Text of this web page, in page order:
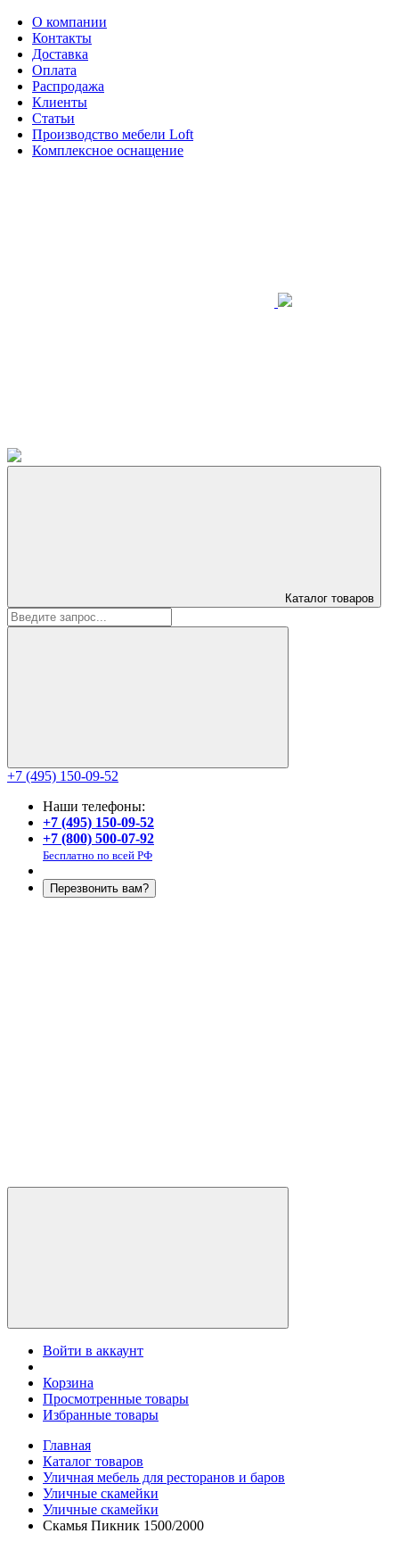
О компании
Контакты
Доставка
Оплата
Распродажа
Клиенты
Статьи
Производство мебели Loft
Комплексное оснащение
Каталог товаров
+7 (495) 150-09-52
Наши телефоны:
+7 (495) 150-09-52
+7 (800) 500-07-92
Бесплатно по всей РФ
Перезвонить вам?
Войти в аккаунт
Корзина
Просмотренные товары
Избранные товары
Главная
Каталог товаров
Уличная мебель для ресторанов и баров
Уличные скамейки
Уличные скамейки
Скамья Пикник 1500/2000